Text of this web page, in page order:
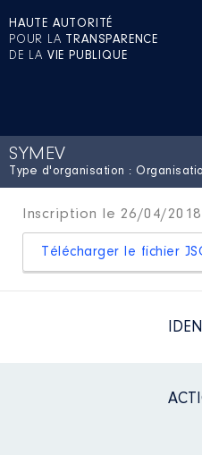
HAUTE AUTORITÉ
POUR LA TRANSPARENCE
DE LA VIE PUBLIQUE
SYMEV
Type d'organisation :
Inscription le 26/04/2018
Télécharger le fichier